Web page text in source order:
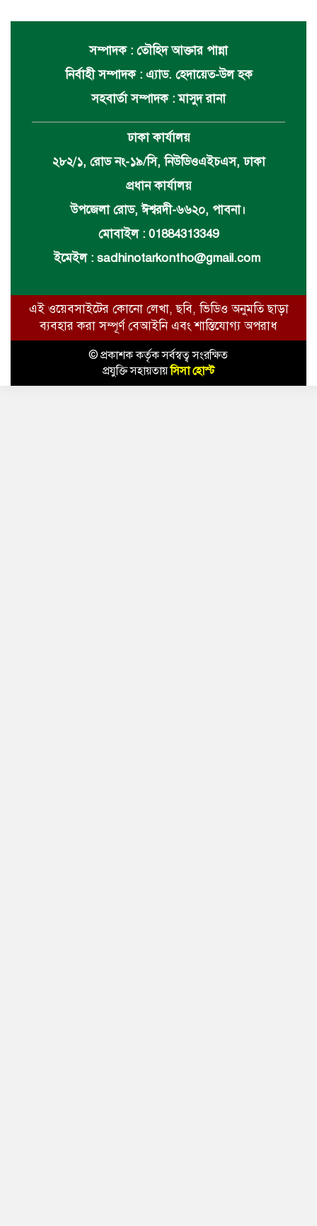
সম্পাদক : তৌহিদ আক্তার পান্না
নির্বাহী সম্পাদক : এ্যাড. হেদায়েত-উল হক
সহবার্তা সম্পাদক : মাসুদ রানা
ঢাকা কার্যালয়
২৮২/১, রোড নং-১৯/সি, নিউডিওএইচএস, ঢাকা
প্রধান কার্যালয়
উপজেলা রোড, ঈশ্বরদী-৬৬২০, পাবনা।
মোবাইল : 01884313349
ইমেইল : sadhinotarkontho@gmail.com
এই ওয়েবসাইটের কোনো লেখা, ছবি, ভিডিও অনুমতি ছাড়া
ব্যবহার করা সম্পূর্ণ বেআইনি এবং শাস্তিযোগ্য অপরাধ
© প্রকাশক কর্তৃক সর্বস্বত্ব সংরক্ষিত
প্রযুক্তি সহায়তায়সিসা হোস্ট